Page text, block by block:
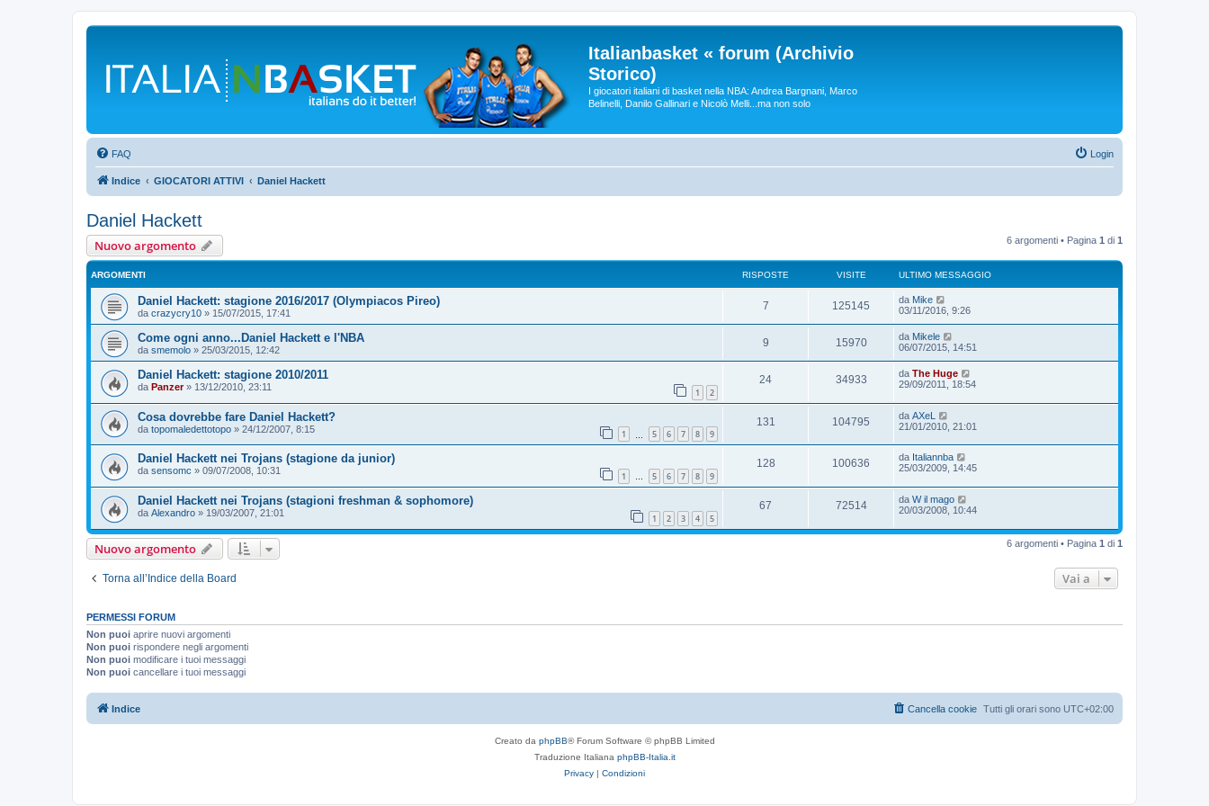
Italianbasket « forum (Archivio
Storico)
I giocatori italiani di basket nella NBA: Andrea Bargnani, Marco
Belinelli, Danilo Gallinari e Nicolò Melli...ma non solo
FAQ Login
Indice GIOCATORI ATTIVI Daniel Hackett
Daniel Hackett
Nuovo argomento 6 argomenti • Pagina 1 di 1
ARGOMENTI RISPOSTE VISITE ULTIMO MESSAGGIO
Daniel Hackett: stagione 2016/2017 (Olympiacos Pireo)
da crazycry10 » 15/07/2015, 17:41
7 125145 da Mike
03/11/2016, 9:26
Come ogni anno...Daniel Hackett e l'NBA
da smemolo » 25/03/2015, 12:42
9 15970 da Mikele
06/07/2015, 14:51
Daniel Hackett: stagione 2010/2011
da Panzer» 13/12/2010, 23:11 1 2
24 34933 da The Huge
29/09/2011, 18:54
Cosa dovrebbe fare Daniel Hackett?
da topomaledettotopo » 24/12/2007, 8:15 1 5 6 7 8 9
131 104795 da AXeL
21/01/2010, 21:01
Daniel Hackett nei Trojans (stagione da junior)
da sensomc » 09/07/2008, 10:31 1 … 5 6 7 8 9
128 100636 da Italiannba
25/03/2009, 14:45
Daniel Hackett nei Trojans (stagioni freshman & sophomore)
da Alexandro » 19/03/2007, 21:01 1 2 3 4 5
67 72514 da W il mago
20/03/2008, 10:44
Nuovo argomento 6 argomenti • Pagina 1 di 1
Torna all’Indice della Board Vai a
PERMESSI FORUM
Non puoi aprire nuovi argomenti
Non puoi rispondere negli argomenti
Non puoi modificare i tuoi messaggi
Non puoi cancellare i tuoi messaggi
Indice Tutti gli orari sono UTC+02:00
Cancella cookie
Creato da phpBB® Forum Software © phpBB Limited
Traduzione Italiana phpBB-Italia.it
Privacy | Condizioni